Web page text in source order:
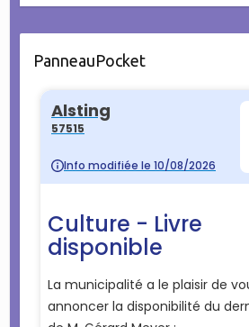
PanneauPocket